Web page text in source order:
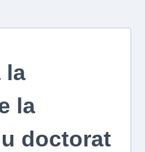
la
la
doctorat